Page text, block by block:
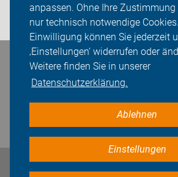
anpassen. Ohne Ihre
nur technisch notwendige
Einwilligung können Sie jederzeit
‚Einstellungen‘ widerrufen oder
Weitere finden Sie in unserer
Datenschutzerklärung.
Ablehnen
Einstellungen
Login
Bleiben Sie in Kontakt